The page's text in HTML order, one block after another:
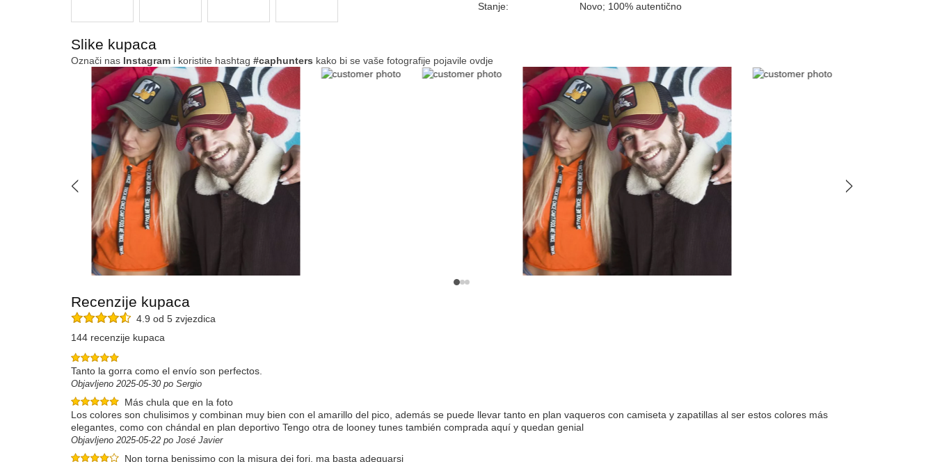
Stanje:
Novo; 100% autentično
Slike kupaca
Označi nas Instagram i koristite hashtag #caphunters kako bi se vaše fotografije pojavile ovdje
Recenzije kupaca
4.9 od 5 zvjezdica
144 recenzije kupaca
Tanto la gorra como el envío son perfectos.
Objavljeno 2025-05-30 po Sergio
Más chula que en la foto
Los colores son chulisimos y combinan muy bien con el amarillo del pico, además se puede llevar tanto en plan vaqueros con camiseta y zapatillas al ser estos colores más
elegantes, como con chándal en plan deportivo Tengo otra de looney tunes también comprada aquí y quedan genial
Objavljeno 2025-05-22 po José Javier
Non torna benissimo con la misura dei fori, ma basta adeguarsi